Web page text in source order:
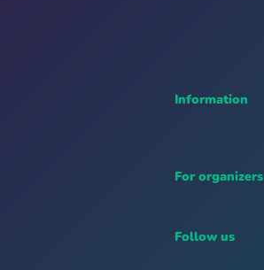
Information
For organizers
Follow us